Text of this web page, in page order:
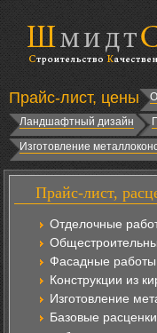
Прайс-лист, цены
Ландшафтный дизайн
Изготовление
Прайс-лист,
Отделочные
Фасадные работы
Конструкции из
Изготовление
Базовые